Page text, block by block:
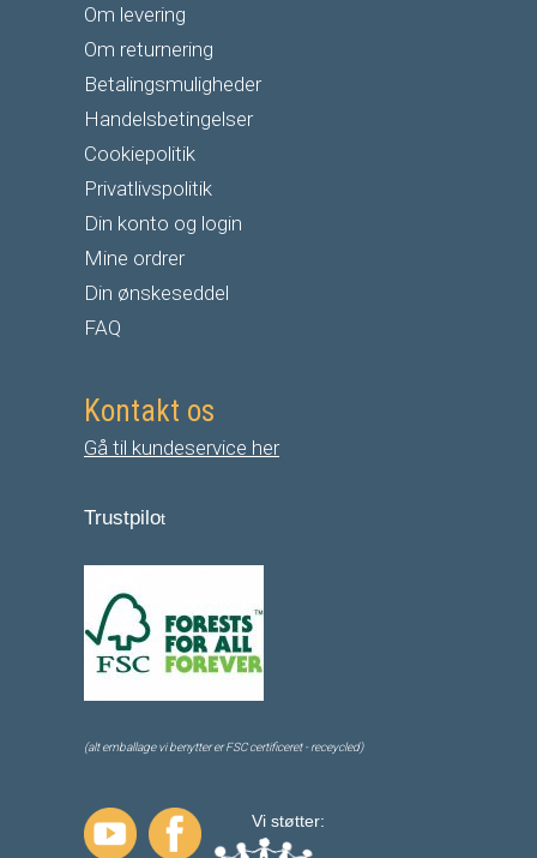
Om levering
Om returnering
Betalingsmuligheder
Handelsbetingelser
Cookiepolitik
Privatlivspolitik
Din konto og login
Mine ordrer
Din ønskeseddel
FAQ
Kontakt os
Gå til kundeservice her
Trustpilot
(alt emballage vi benytter er FSC certificeret - receycled)
Vi støtter: